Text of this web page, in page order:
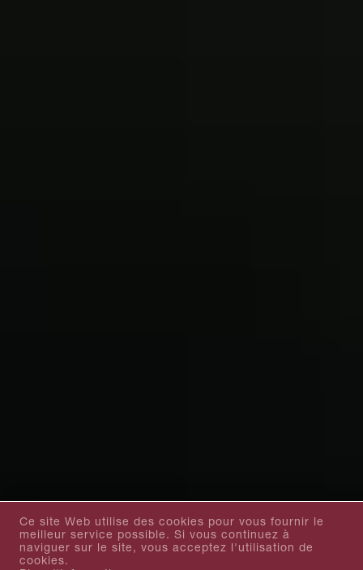
Ce site Web utilise des cookies pour vous fournir le
meilleur service possible. Si vous continuez à
naviguer sur le site, vous acceptez l'utilisation de
cookies.